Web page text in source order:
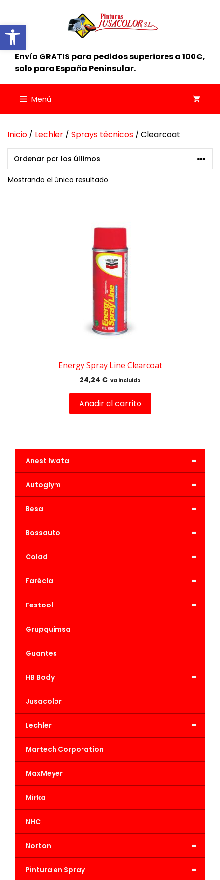
Abrir barra de herramientas
contenido
Envío GRATIS para pedidos superiores a 100€,
solo para España Peninsular.
Menú
Inicio / Lechler / Sprays técnicos / Clearcoat
Mostrando el único resultado
Energy Spray Line Clearcoat
24,24 € Iva incluido
Añadir al carrito
-
Anest Iwata
-
Autoglym
-
Besa
-
Bossauto
-
Colad
-
Farécla
-
Festool
Grupquimsa
Guantes
-
HB Body
Jusacolor
-
Lechler
Martech Corporation
MaxMeyer
Mirka
NHC
-
Norton
-
Pintura en Spray